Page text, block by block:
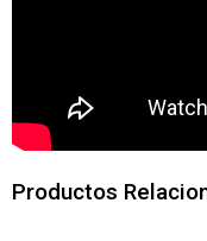
Productos